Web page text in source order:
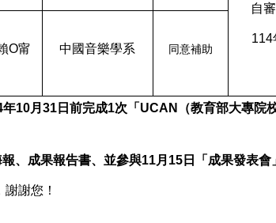
自
114
O甯 中國音樂學系 同意補助
年10月 31日前完成1次「 UCAN （教育部大專院
、成果報告書、並參與11月15日「成果發表會
謝您！